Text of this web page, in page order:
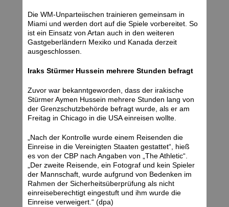
Die WM-Unparteiischen trainieren gemeinsam in
Miami und werden dort auf die Spiele vorbereitet. So
ist ein Einsatz von Artan auch in den weiteren
Gastgeberländern Mexiko und Kanada derzeit
ausgeschlossen.
Iraks Stürmer Hussein mehrere Stunden befragt
Zuvor war bekanntgeworden, dass der irakische
Stürmer Aymen Hussein mehrere Stunden lang von
der Grenzschutzbehörde befragt wurde, als er am
Freitag in Chicago in die USA einreisen wollte.
„Nach der Kontrolle wurde einem Reisenden die
Einreise in die Vereinigten Staaten gestattet“, hieß
es von der CBP nach Angaben von „The Athletic“.
„Der zweite Reisende, ein Fotograf und kein Spieler
der Mannschaft, wurde aufgrund von Bedenken im
Rahmen der Sicherheitsüberprüfung als nicht
einreiseberechtigt eingestuft und ihm wurde die
Einreise verweigert.“ (dpa)